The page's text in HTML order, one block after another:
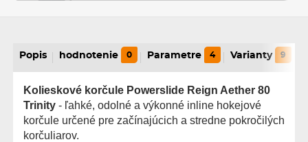
Popis hodnotenie 0 Parametre 4 Varianty 9
Kolieskové korčule Powerslide Reign Aether 80
Trinity - ľahké, odolné a výkonné inline hokejové
korčule určené pre začínajúcich a stredne pokročilých
korčuliarov.